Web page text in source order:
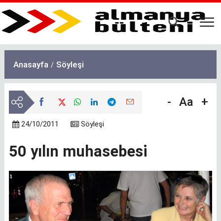
Ana
içeriğe
Anasayfa Söyleşi
- Aa +
24/10/2011 Söyleşi
50 yılın muhasebesi